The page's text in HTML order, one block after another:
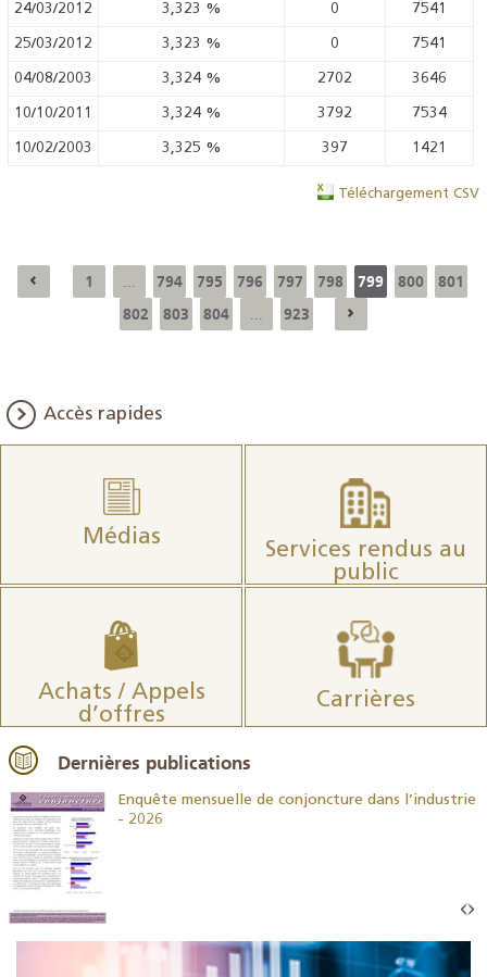
24/03/2012 3,323 % 0 7541
25/03/2012 3,323 % 0 7541
04/08/2003 3,324 % 2702 3646
10/10/2011 3,324 % 3792 7534
10/02/2003 3,325 % 397 1421
Téléchargement CSV
1 794 795 796 797 798 799 800
801
802
803 804 923
Accès rapides
Médias
Services rendus au
public
Achats / Appels
d’offres
Carrières
Dernières publications
Enquête mensuelle de conjoncture dans l’industrie
- 2026